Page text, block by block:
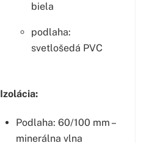
biela
podlaha:
svetlošedá PVC
Izolácia:
Podlaha: 60/100 mm –
minerálna vlna